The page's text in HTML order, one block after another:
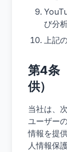
び分
上記
第4条
供）
当社は、
ユーザー
情報を提
人情報保